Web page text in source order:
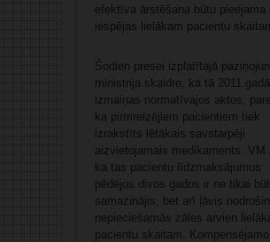
efektīva ārstēšana būtu pieejama
iespējas lielākam pacientu
Šodien presei izplatītajā
ministrija skaidro, ka tā
izmaiņas normatīvajos aktos,
ka pirmreizējiem pacientiem tiek
izrakstīts lētākais savstarpēji
aizvietojamais medikaments. VM
ka tas pacientu līdzmaksājumus
pēdējos divos gados ir ne tikai
samazinājis, bet arī ļāvis
nepieciešamās zāles arvien
pacientu skaitam.